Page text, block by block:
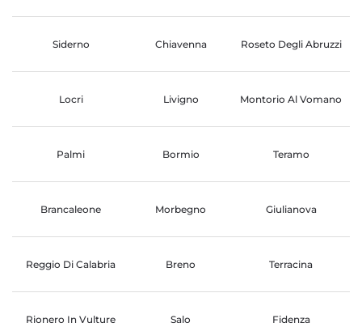
Siderno Chiavenna Roseto Degli Abruzzi
Locri Livigno Montorio Al Vomano
Palmi Bormio Teramo
Brancaleone Morbegno Giulianova
Reggio Di Calabria Breno Terracina
Rionero In Vulture Salo Fidenza